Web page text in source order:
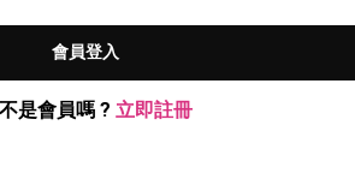
會員登入
是會員嗎 ? 立即註冊